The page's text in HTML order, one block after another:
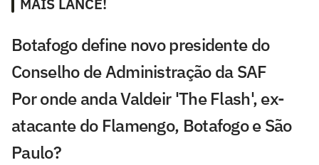
MAIS LANCE!
Botafogo define novo presidente do
Conselho de Administração da SAF
Por onde anda Valdeir 'The Flash', ex-
atacante do Flamengo, Botafogo e São
Paulo?